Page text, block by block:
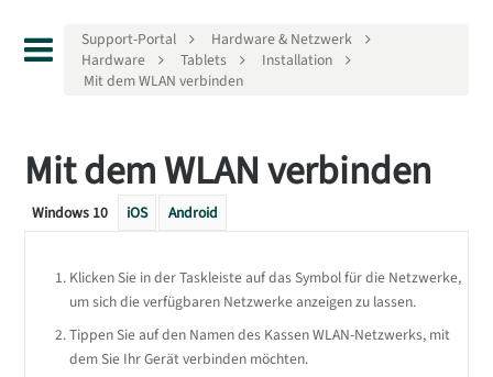
Support-Portal
Hardware & Netzwerk
Hardware
Tablets
Installation
Mit dem WLAN verbinden
Mit dem WLAN verbinden
Windows 10 iOS Android
Klicken Sie in der Taskleiste auf das Symbol für die Netzwerke,
um sich die verfügbaren Netzwerke anzeigen zu lassen.
Tippen Sie auf den Namen des Kassen WLAN-Netzwerks, mit
dem Sie Ihr Gerät verbinden möchten.